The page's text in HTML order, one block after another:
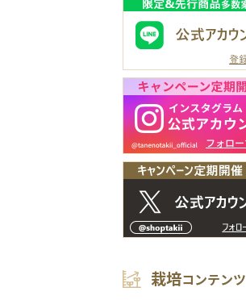
栽培コンテンツ